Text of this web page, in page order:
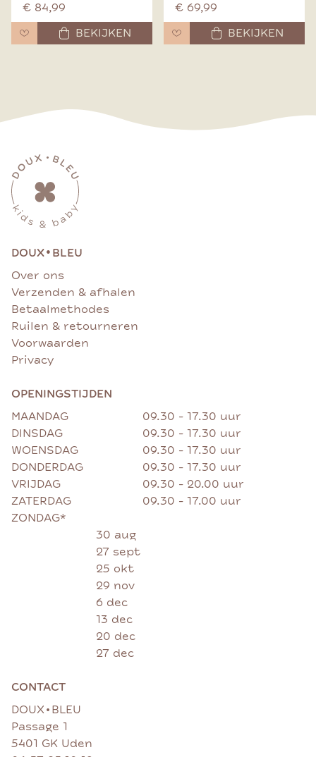
€ 84,99
BEKIJKEN
€ 69,99
BEKIJKEN
DOUX• BLEU
Over ons
Verzenden & afhalen
Betaalmethodes
Ruilen & retourneren
Voorwaarden
Privacy
OPENINGSTIJDEN
MAANDAG
09.30 - 17.30 uur
DINSDAG
09.30 - 17.30 uur
WOENSDAG
09.30 - 17.30 uur
DONDERDAG
09.30 - 17.30 uur
VRIJDAG
09.30 - 20.00 uur
ZATERDAG
09.30 - 17.00 uur
ZONDAG*
30 aug
27 sept
25 okt
29 nov
6 dec
13 dec
20 dec
27 dec
CONTACT
DOUX • BLEU
Passage 1
5401 GK Uden